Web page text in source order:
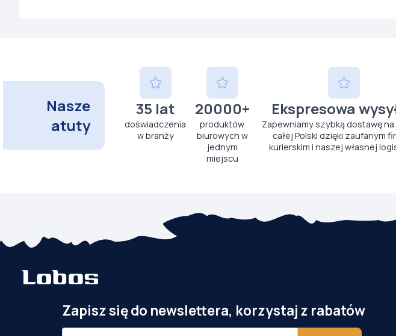
Nasze
atuty
35 lat
doświadczenia
w branży
20000+
produktów
biurowych w
jednym
miejscu
Ekspresowa
Zapewniamy szybką dostawę
całej Polski dzięki zaufanym
kurierskim i naszej własnej
Zapisz się do newslettera, korzystaj z rabatów